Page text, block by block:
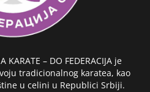
KARATE – DO FEDERACIJA je
tradicionalnog karatea, kao
u celini u Republici Srbiji.